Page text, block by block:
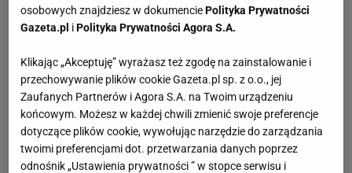
osobowych znajdziesz w dokumenciePolityka Prywatności
Gazeta.pl iPolityka Prywatności Agora S.A.
Klikając „Akceptuję” wyrażasz też zgodę na zainstalowanie i
przechowywanie plików cookie Gazeta.pl sp. z o.o., jej
Zaufanych Partnerów i Agora S.A. na Twoim urządzeniu
końcowym. Możesz w każdej chwili zmienić swoje preferencje
dotyczące plików cookie, wywołując narzędzie do zarządzania
twoimi preferencjami dot. przetwarzania danych poprzez
odnośnik „Ustawienia prywatności ” w stopce serwisu i